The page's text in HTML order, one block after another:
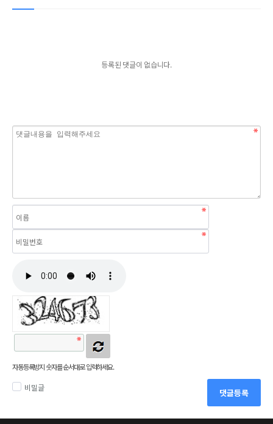
등록된 댓글이 없습니다.
자동등록방지 숫자를 순서대로 입력하세요.
비밀글
댓글등록